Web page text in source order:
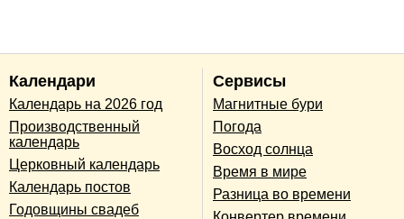
Календари
Календарь на 2026 год
Производственный
календарь
Церковный календарь
Календарь постов
Годовщины свадеб
Сервисы
Магнитные бури
Погода
Восход солнца
Время в мире
Разница во времени